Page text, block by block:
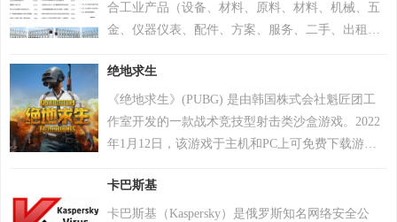
合工业产品（设备、材料、原料、材料、机械、五
金、仪器仪表、配件、方案、服务、二手、出租
品信息。同时设有产品排行 榜单、产品品牌、品牌
排行、行业专区、产品品类专区等栏目，帮助中小
企业、厂商通过网络营销的方式宣传企业产品或服
务，获得更多商机。
绝地求生
《绝地求生》(PUBG) 是由韩国株式会社魁匠团工
作室开发的一款战术竞技型射击类沙盒游戏。2022
年1月12日，该游戏于主机和PC上可免费下载游
资源，并在不断缩小的安全区域内对抗其他玩家，
让自己生存到最后 。 游戏《绝地求生》除获得G-
卡巴斯基
卡巴斯基（Kaspersky）是俄罗斯知名网络安全公